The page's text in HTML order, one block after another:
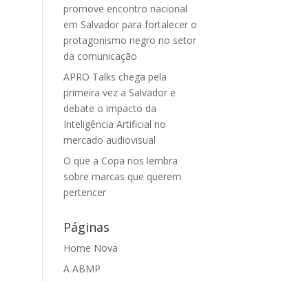
promove encontro nacional
em Salvador para fortalecer o
protagonismo negro no setor
da comunicação
APRO Talks chega pela
primeira vez a Salvador e
debate o impacto da
Inteligência Artificial no
mercado audiovisual
O que a Copa nos lembra
sobre marcas que querem
pertencer
Páginas
Home Nova
A ABMP